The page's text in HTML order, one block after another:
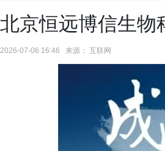
北京恒远博信生物
2026-07-06 16:46 来源： 互联网